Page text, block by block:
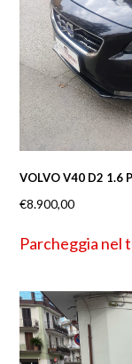
VOLVO V40 D2
€8.900,00
Parcheggia nel